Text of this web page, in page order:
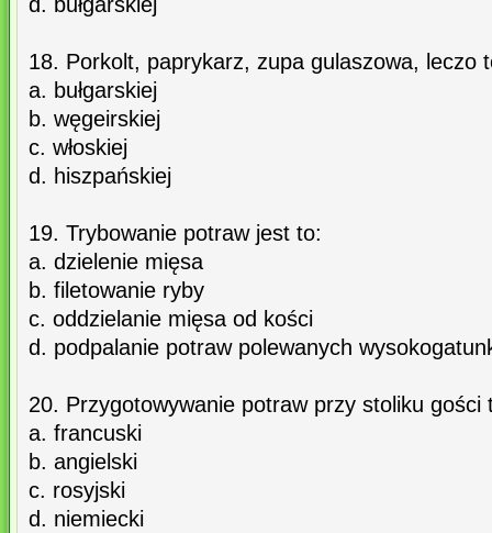
18. Porkolt, paprykarz, zupa gulaszowa, leczo
a. bułgarskiej
b. węgeirskiej
c. włoskiej
d. hiszpańskiej
19. Trybowanie potraw jest to:
a. dzielenie mięsa
b. filetowanie ryby
c. oddzielanie mięsa od kości
d. podpalanie potraw polewanych
20. Przygotowywanie potraw przy stoliku gości
a. francuski
b. angielski
c. rosyjski
d. niemiecki